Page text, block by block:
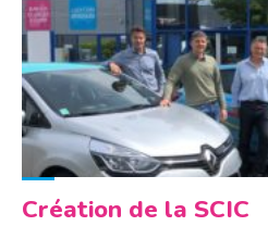
Création de la SCIC